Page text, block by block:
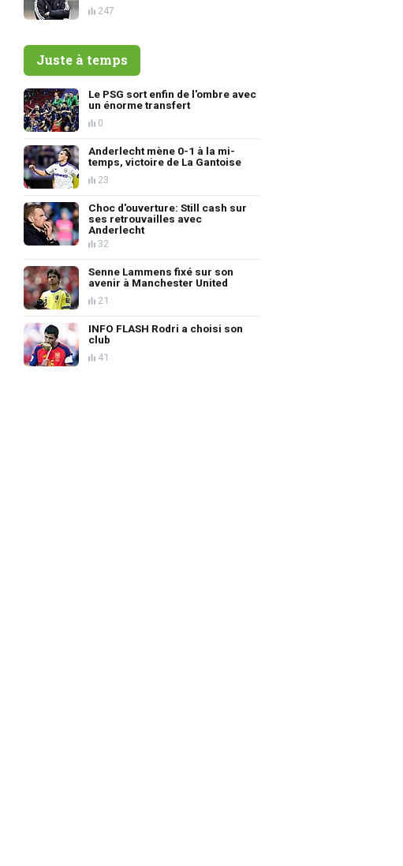
247
Juste à temps
Le PSG sort enfin de l'ombre avec
un énorme transfert
0
Anderlecht mène 0-1 à la mi-
temps, victoire de La Gantoise
23
Choc d'ouverture: Still cash sur
ses retrouvailles avec
Anderlecht
32
Senne Lammens fixé sur son
avenir à Manchester United
21
INFO FLASH Rodri a choisi son
club
41